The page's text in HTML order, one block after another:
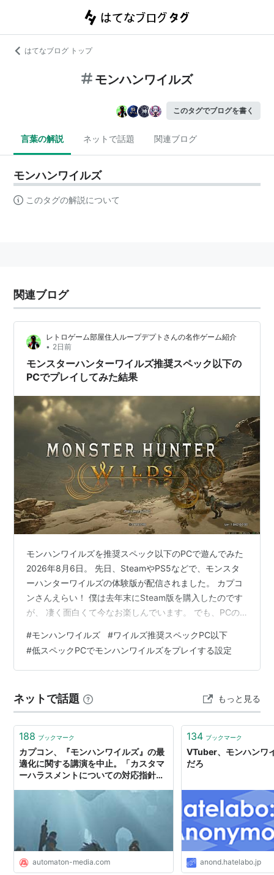
はてなブログ トップ
モンハンワイルズ
このタグでブログを書く
言葉の解説 ネットで話題 関連ブログ
モンハンワイルズ
このタグの解説について
関連ブログ
レトロゲーム部屋住人ループデプトさんの名作ゲーム紹介
• 2日前
モンスターハンターワイルズ推奨スペック以下の
PCでプレイしてみた結果
モンハンワイルズを推奨スペック以下のPCで遊んでみた
2026年8月6日。 先日、SteamやPS5などで、モンスタ
ーハンターワイルズの体験版が配信されました。 カプコ
ンさんえらい！ 僕は去年末にSteam版を購入したのです
が、 凄く面白くて今なお楽しんでいます。 でも、PCの
かもしれません。 という事で今回は、 PCが推奨スペッ
ク以下だったらどうなる？動くの？ と、実験してみまし
た！ モンスターハンターワイルズを古い事務用PCでプレ
古パソコンNEC MK32ME-U。 2015年頃のC…
#モンハンワイルズ #ワイルズ推奨スペックPC以下
#低スペックPCでモンハンワイルズをプレイする設定
ネットで話題 もっと見る
188 ブックマーク
カプコン、『モンハンワイルズ』の最
適化に関する講演を中止。「カスタマ
ーハラスメントについての対応指針」
automaton-media.com
134 ブックマーク
VTuber、モンハンワ
だろ
anond.hatelabo.jp